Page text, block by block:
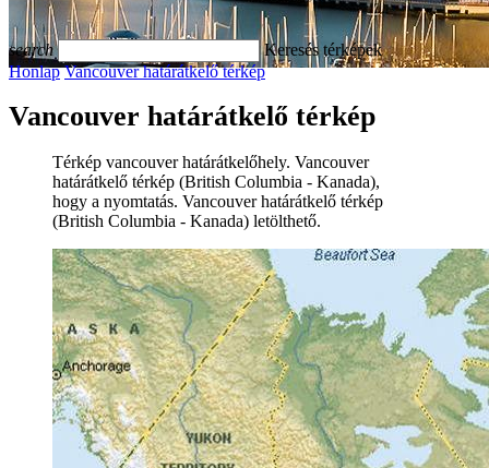
search
Keresés térképek
Honlap Vancouver határátkelő térkép
Vancouver határátkelő térkép
Térkép vancouver határátkelőhely. Vancouver
határátkelő térkép (British Columbia - Kanada),
hogy a nyomtatás. Vancouver határátkelő térkép
(British Columbia - Kanada) letölthető.